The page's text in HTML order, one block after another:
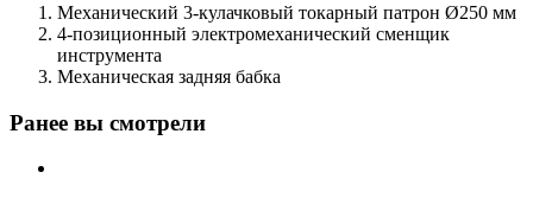
Механический 3-кулачковый токарный патрон Ø250 мм
4-позиционный электромеханический сменщик
инструмента
Механическая задняя бабка
Ранее вы смотрели